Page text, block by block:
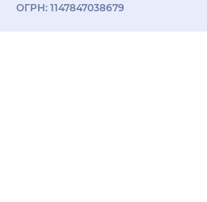
ОГРН: 1147847038679